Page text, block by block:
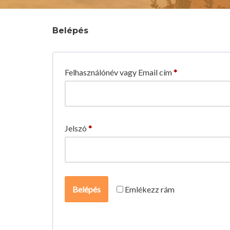
Belépés
Felhasználónév vagy Email cím*
Jelszó *
Emlékezz rám
Belépés